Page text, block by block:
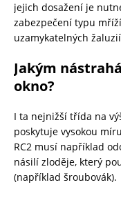
jejich dosažení je
zabezpečení typu
uzamykatelných
Jakým
okno?
I ta nejnižší třída na
poskytuje vysokou
RC2 musí například
násilí zloděje, který
(například šroubovák).